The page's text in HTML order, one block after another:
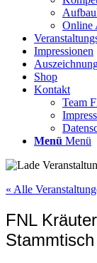
Online
Impressionen
Shop
Kontakt
Team
Menü Menü
« Alle
FNL
Stammtisch